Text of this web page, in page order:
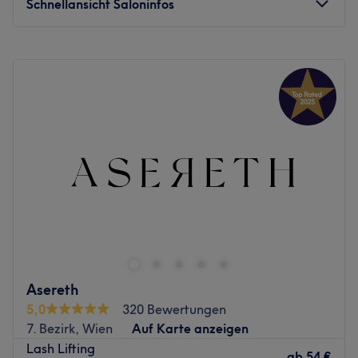
Angebot wird mit streichelzarter Haut durch Waxing oder
einer Wimpernverlängerung abgerundet. Komm vorbei
Schnellansicht Saloninfos
19:00
19:00
–19:00
19:00
Sonntag
10:00– 18:00
deinen schicken Nägeln verzaubern!
In dem elegant eingerichteten Salon triffst du auf die
Asereth
5,0
320 Bewertungen
7. Bezirk, Wien
Auf Karte anzeigen
Lash Lifting